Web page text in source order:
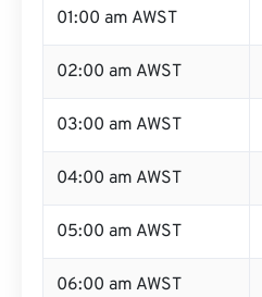
01:00 am AWST
02:00 am AWST
03:00 am AWST
04:00 am AWST
05:00 am AWST
06:00 am AWST